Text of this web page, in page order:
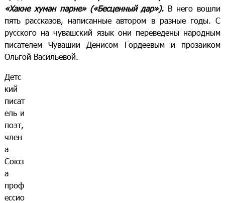
«Хакне хуман парне» («Бесценный дар»). В него вошли
пять рассказов, написанные автором в разные годы. С
русского на чувашский язык они переведены народным
писателем Чувашии Денисом Гордеевым и прозаиком
Ольгой Васильевой.
Детс
кий
писат
ель и
поэт,
член
а
Союз
а
проф
ессио